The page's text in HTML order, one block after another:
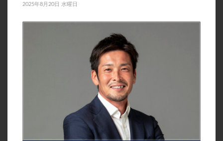
2021年1月
2020年12月
2025年8月20日 水曜日